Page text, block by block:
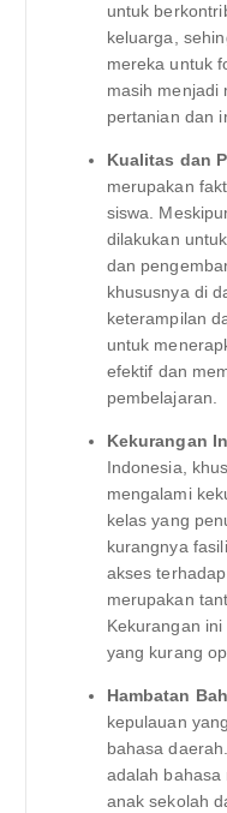
untuk
keluarga,
mereka untuk
masih menjadi
pertanian dan
Kualitas dan
merupakan
siswa.
dilakukan
dan
khususnya di
keterampilan
untuk
efektif dan
pembelajaran.
Kekurangan
Indonesia,
mengalami
kelas yang
kurangnya
akses
merupakan
Kekurangan
yang kurang
Hambatan
kepulauan
bahasa
adalah bahasa
anak sekolah